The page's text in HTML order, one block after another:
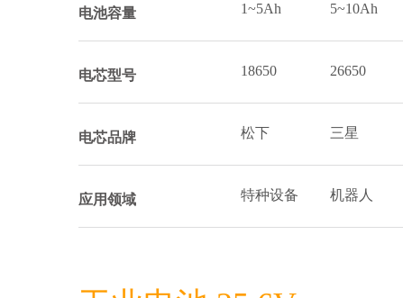
电池容量 1~5Ah 5~10Ah
电芯型号 18650 26650
电芯品牌 松下 三星
应用领域 特种设备 机器人